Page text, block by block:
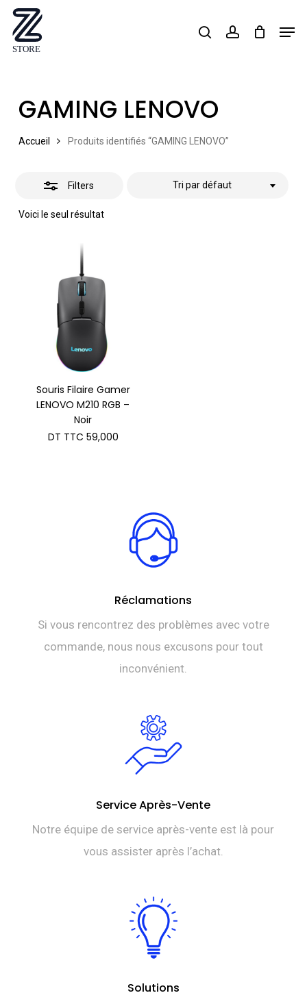
Skip
main
searchaccount
GAMING LENOVO
Accueil Produits identifiés “GAMING LENOVO”
Filters
Voici le seul résultat
Tri par défaut
Close
Souris Filaire Gamer
LENOVO M210 RGB –
Noir
DT TTC 59,000
Réclamations
Si vous rencontrez des problèmes avec votre
commande, nous nous excusons pour tout
inconvénient.
Service Après-Vente
Notre équipe de service après-vente est là pour
vous assister après l’achat.
Solutions